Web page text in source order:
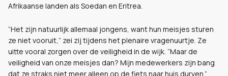
Afrikaanse landen als Soedan en Eritrea.
“Het zijn natuurlijk allemaal jongens, want hun meisjes sturen
ze niet vooruit,” zei zij tijdens het plenaire vragenuurtje. Ze
uitte vooral zorgen over de veiligheid in de wijk. “Maar de
veiligheid van onze meisjes dan? Mijn medewerkers zijn bang
dat ze straks niet meer alleen op de fiets naar huis durven.”